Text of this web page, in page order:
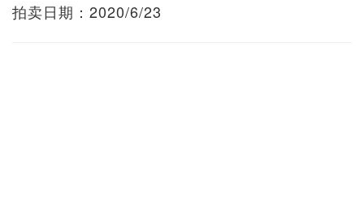
拍卖日期：2020/6/23